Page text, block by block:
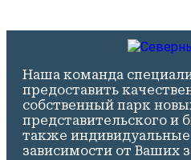
Наша команда
предоставить
собственный парк
представительского и
также
зависимости от Ваших